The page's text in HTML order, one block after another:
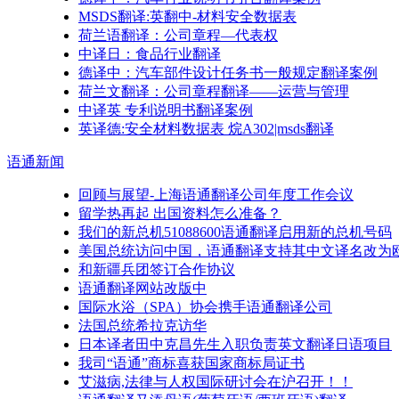
MSDS翻译:英翻中-材料安全数据表
荷兰语翻译：公司章程—代表权
中译日：食品行业翻译
德译中：汽车部件设计任务书一般规定翻译案例
荷兰文翻译：公司章程翻译——运营与管理
中译英 专利说明书翻译案例
英译德:安全材料数据表 烷A302|msds翻译
语通新闻
回顾与展望-上海语通翻译公司年度工作会议
留学热再起 出国资料怎么准备？
我们的新总机51088600语通翻译启用新的总机号码
美国总统访问中国，语通翻译支持其中文译名改为
和新疆兵团签订合作协议
语通翻译网站改版中
国际水浴（SPA）协会携手语通翻译公司
法国总统希拉克访华
日本译者田中克昌先生入职负责英文翻译日语项目
我司“语通”商标喜获国家商标局证书
艾滋病,法律与人权国际研讨会在沪召开！！